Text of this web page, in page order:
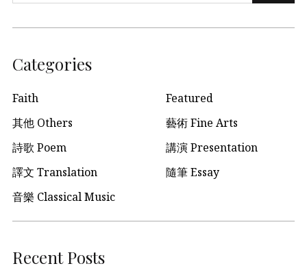
Categories
Faith
Featured
其他 Others
藝術 Fine Arts
詩歌 Poem
講演 Presentation
譯文 Translation
隨筆 Essay
音樂 Classical Music
Recent Posts